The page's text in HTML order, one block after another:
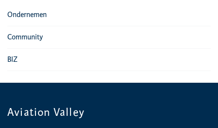
Ondernemen
Community
BIZ
Aviation Valley